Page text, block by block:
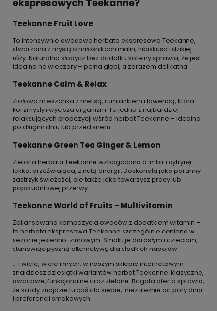
ekspresowych Teekanne?
Teekanne Fruit Love
To intensywnie owocowa herbata ekspresowa Teekanne,
stworzona z myślą o miłośnikach malin, hibiskusa i dzikiej
róży. Naturalna słodycz bez dodatku kofeiny sprawia, że jest
idealna na wieczory – pełna głębi, a zarazem delikatna.
Teekanne Calm & Relax
Ziołowa mieszanka z melisą, rumiankiem i lawendą, która
koi zmysły i wycisza organizm. To jedna z najbardziej
relaksujących propozycji wśród herbat Teekanne – idealna
po długim dniu lub przed snem.
Teekanne Green Tea Ginger & Lemon
Zielona herbata Teekanne wzbogacona o imbir i cytrynę –
lekka, orzeźwiająca, z nutą energii. Doskonała jako poranny
zastrzyk świeżości, ale także jako towarzysz pracy lub
popołudniowej przerwy.
Teekanne World of Fruits – Multivitamin
Zbilansowana kompozycja owoców z dodatkiem witamin –
to herbata ekspresowa Teekanne szczególnie ceniona w
sezonie jesienno-zimowym. Smakuje dorosłym i dzieciom,
stanowiąc pyszną alternatywę dla słodkich napojów.
… i wiele, wiele innych, w naszym sklepie internetowym
znajdziesz dziesiątki wariantów herbat Teekanne: klasyczne,
owocowe, funkcjonalne oraz zielone. Bogata oferta sprawia,
że każdy znajdzie tu coś dla siebie, niezależnie od pory dnia
i preferencji smakowych.